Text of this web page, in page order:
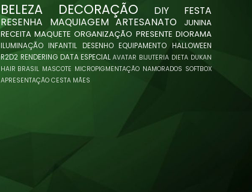
BELEZA DECORAÇÃO DIY
FESTA
RESENHA
MAQUIAGEM ARTESANATO
JUNINA
RECEITA MAQUETE ORGANIZAÇÃO PRESENTE DIORAMA
ILUMINAÇÃO INFANTIL DESENHO EQUIPAMENTO HALLOWEEN
R2D2 RENDERING DATA ESPECIAL AVATAR BIJUTERIA DIETA DUKAN
HAIR BRASIL MASCOTE MICROPIGMENTAÇÃO NAMORADOS SOFTBOX
APRESENTAÇÃO CESTA MÃES